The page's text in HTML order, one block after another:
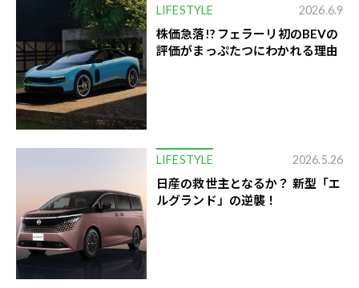
LIFESTYLE 2026.6.9
株価急落!? フェラーリ初のBEVの
評価がまっぷたつにわかれる理由
LIFESTYLE 2026.5.26
日産の救世主となるか？ 新型「エ
ルグランド」の逆襲！